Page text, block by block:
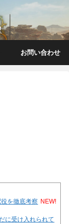
お問い合わせ
を徹底考察 NEW!
に受け入れられて